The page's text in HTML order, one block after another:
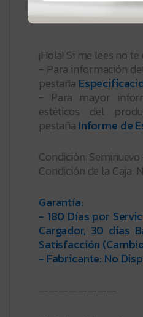
Lenovo
¡Hola! Si me lees no
- Para información
pestaña
- Para mayor
estéticos del
pestaña Informe de
Condición:
Condición de la Caja:
Garantía:
- 180 Días por
Cargador, 30 días
Satisfacción
- Fabricante: No
————————